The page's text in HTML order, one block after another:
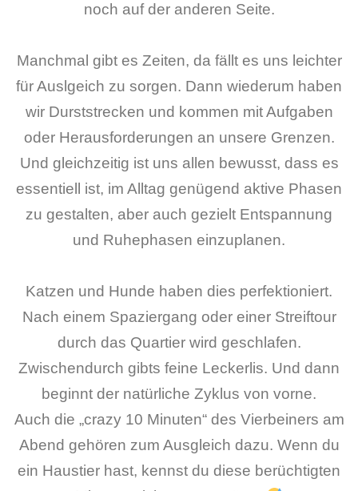
noch auf der anderen Seite.
Manchmal gibt es Zeiten, da fällt es uns leichter
für Auslgeich zu sorgen. Dann wiederum haben
wir Durststrecken und kommen mit Aufgaben
oder Herausforderungen an unsere Grenzen.
Und gleichzeitig ist uns allen bewusst, dass es
essentiell ist, im Alltag genügend aktive Phasen
zu gestalten, aber auch gezielt Entspannung
und Ruhephasen einzuplanen.
Katzen und Hunde haben dies perfektioniert.
Nach einem Spaziergang oder einer Streiftour
durch das Quartier wird geschlafen.
Zwischendurch gibts feine Leckerlis. Und dann
beginnt der natürliche Zyklus von vorne.
Auch die „crazy 10 Minuten“ des Vierbeiners am
Abend gehören zum Ausgleich dazu. Wenn du
ein Haustier hast, kennst du diese berüchtigten